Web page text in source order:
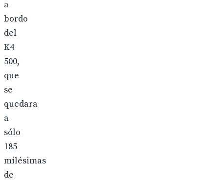
a
bordo
del
K4
500,
que
se
quedara
a
sólo
185
milésimas
de